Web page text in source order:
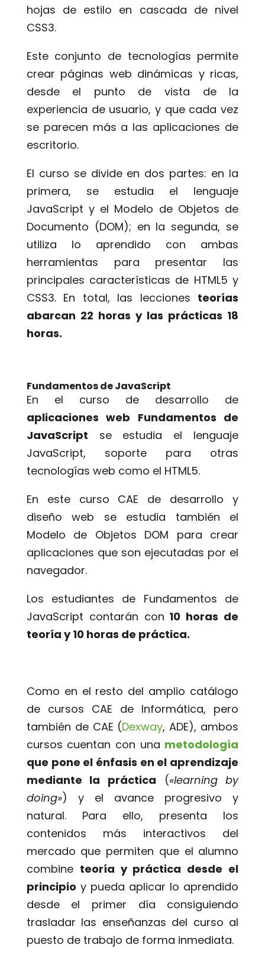
hojas de estilo en cascada de nivel
CSS3.
Este conjunto de tecnologías permite
crear páginas web dinámicas y ricas,
desde el punto de vista de la
experiencia de usuario, y que cada vez
se parecen más a las aplicaciones de
escritorio.
El curso se divide en dos partes: en la
primera, se estudia el lenguaje
JavaScript y el Modelo de Objetos de
Documento (DOM); en la segunda, se
utiliza lo aprendido con ambas
herramientas para presentar las
principales características de HTML5 y
CSS3. En total, las lecciones teorías
abarcan 22 horas y las prácticas 18
horas.
Fundamentos de JavaScript
En el curso de desarrollo de
aplicaciones web Fundamentos de
JavaScript se estudia el lenguaje
JavaScript, soporte para otras
tecnologías web como el HTML5.
En este curso CAE de desarrollo y
diseño web se estudia también el
Modelo de Objetos DOM para crear
aplicaciones que son ejecutadas por el
navegador.
Los estudiantes de Fundamentos de
JavaScript contarán con 10 horas de
teoría y 10 horas de práctica.
Como en el resto del amplio catálogo
de cursos CAE de Informática, pero
también de CAE (Dexway, ADE), ambos
cursos cuentan con una metodología
que pone el énfasis en el aprendizaje
mediante la práctica («learning by
doing») y el avance progresivo y
natural. Para ello, presenta los
contenidos más interactivos del
mercado que permiten que el alumno
combine teoría y práctica desde el
principio y pueda aplicar lo aprendido
desde el primer día consiguiendo
trasladar las enseñanzas del curso al
puesto de trabajo de forma inmediata.